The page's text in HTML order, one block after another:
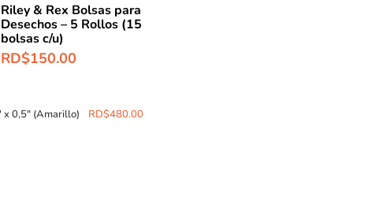
Riley & Rex Bolsas para
Desechos – 5 Rollos (15
bolsas c/u)
RD$150.00
x 0,5″ (Amarillo) RD$480.00